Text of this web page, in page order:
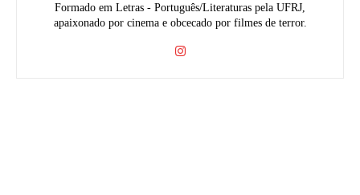
Formado em Letras - Português/Literaturas pela UFRJ,
apaixonado por cinema e obcecado por filmes de terror.